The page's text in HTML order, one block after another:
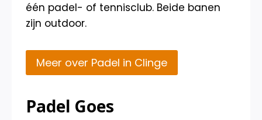
één padel- of tennisclub. Beide banen
zijn outdoor.
Meer over Padel in Clinge
Padel Goes